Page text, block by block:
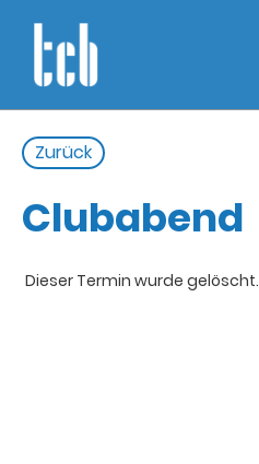
Zurück
Clubabend
Dieser Termin wurde gelöscht.